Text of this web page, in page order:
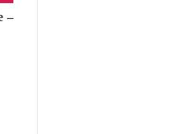
– Automatic Update